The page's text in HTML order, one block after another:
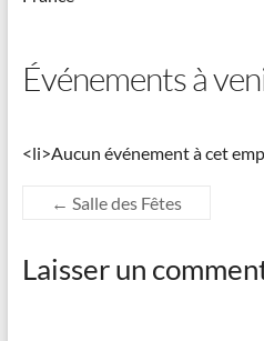
Événements à
<li>Aucun événement à cet
← Salle des Fêtes
Laisser un